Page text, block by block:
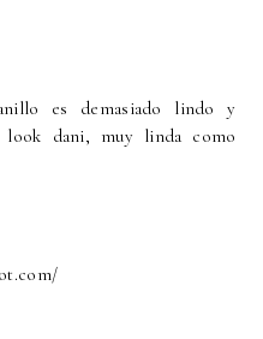
es demasiado lindo y
dani, muy linda como